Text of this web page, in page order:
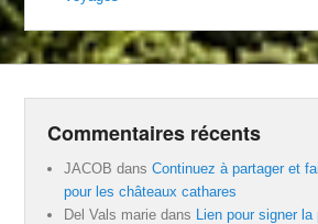
Commentaires récents
JACOB dansContinuez à partager et
pour les châteaux cathares
Del Vals marie dans
Lien pour signer